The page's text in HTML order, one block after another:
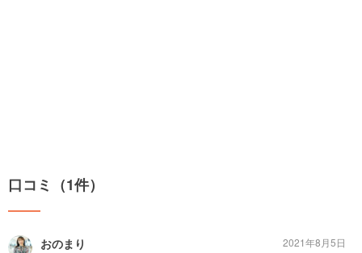
口コミ（1件）
おのまり
2021年8月5日